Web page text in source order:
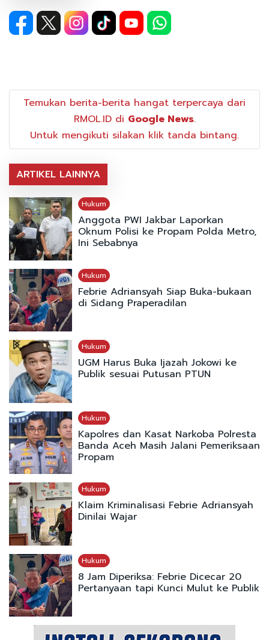
Temukan berita-berita hangat terpercaya dari
RMOL.ID di Google News.
Untuk mengikuti silakan klik tanda bintang.
ARTIKEL LAINNYA
Hukum
Anggota PWI Jakbar Laporkan
Oknum Polisi ke Propam Polda Metro,
Ini Sebabnya
Hukum
Febrie Adriansyah Siap Buka-bukaan
di Sidang Praperadilan
Hukum
UGM Harus Buka Ijazah Jokowi ke
Publik sesuai Putusan PTUN
Hukum
Kapolres dan Kasat Narkoba Polresta
Banda Aceh Masih Jalani Pemeriksaan
Propam
Hukum
Klaim Kriminalisasi Febrie Adriansyah
Dinilai Wajar
Hukum
8 Jam Diperiksa: Febrie Dicecar 20
Pertanyaan tapi Kunci Mulut ke Publik